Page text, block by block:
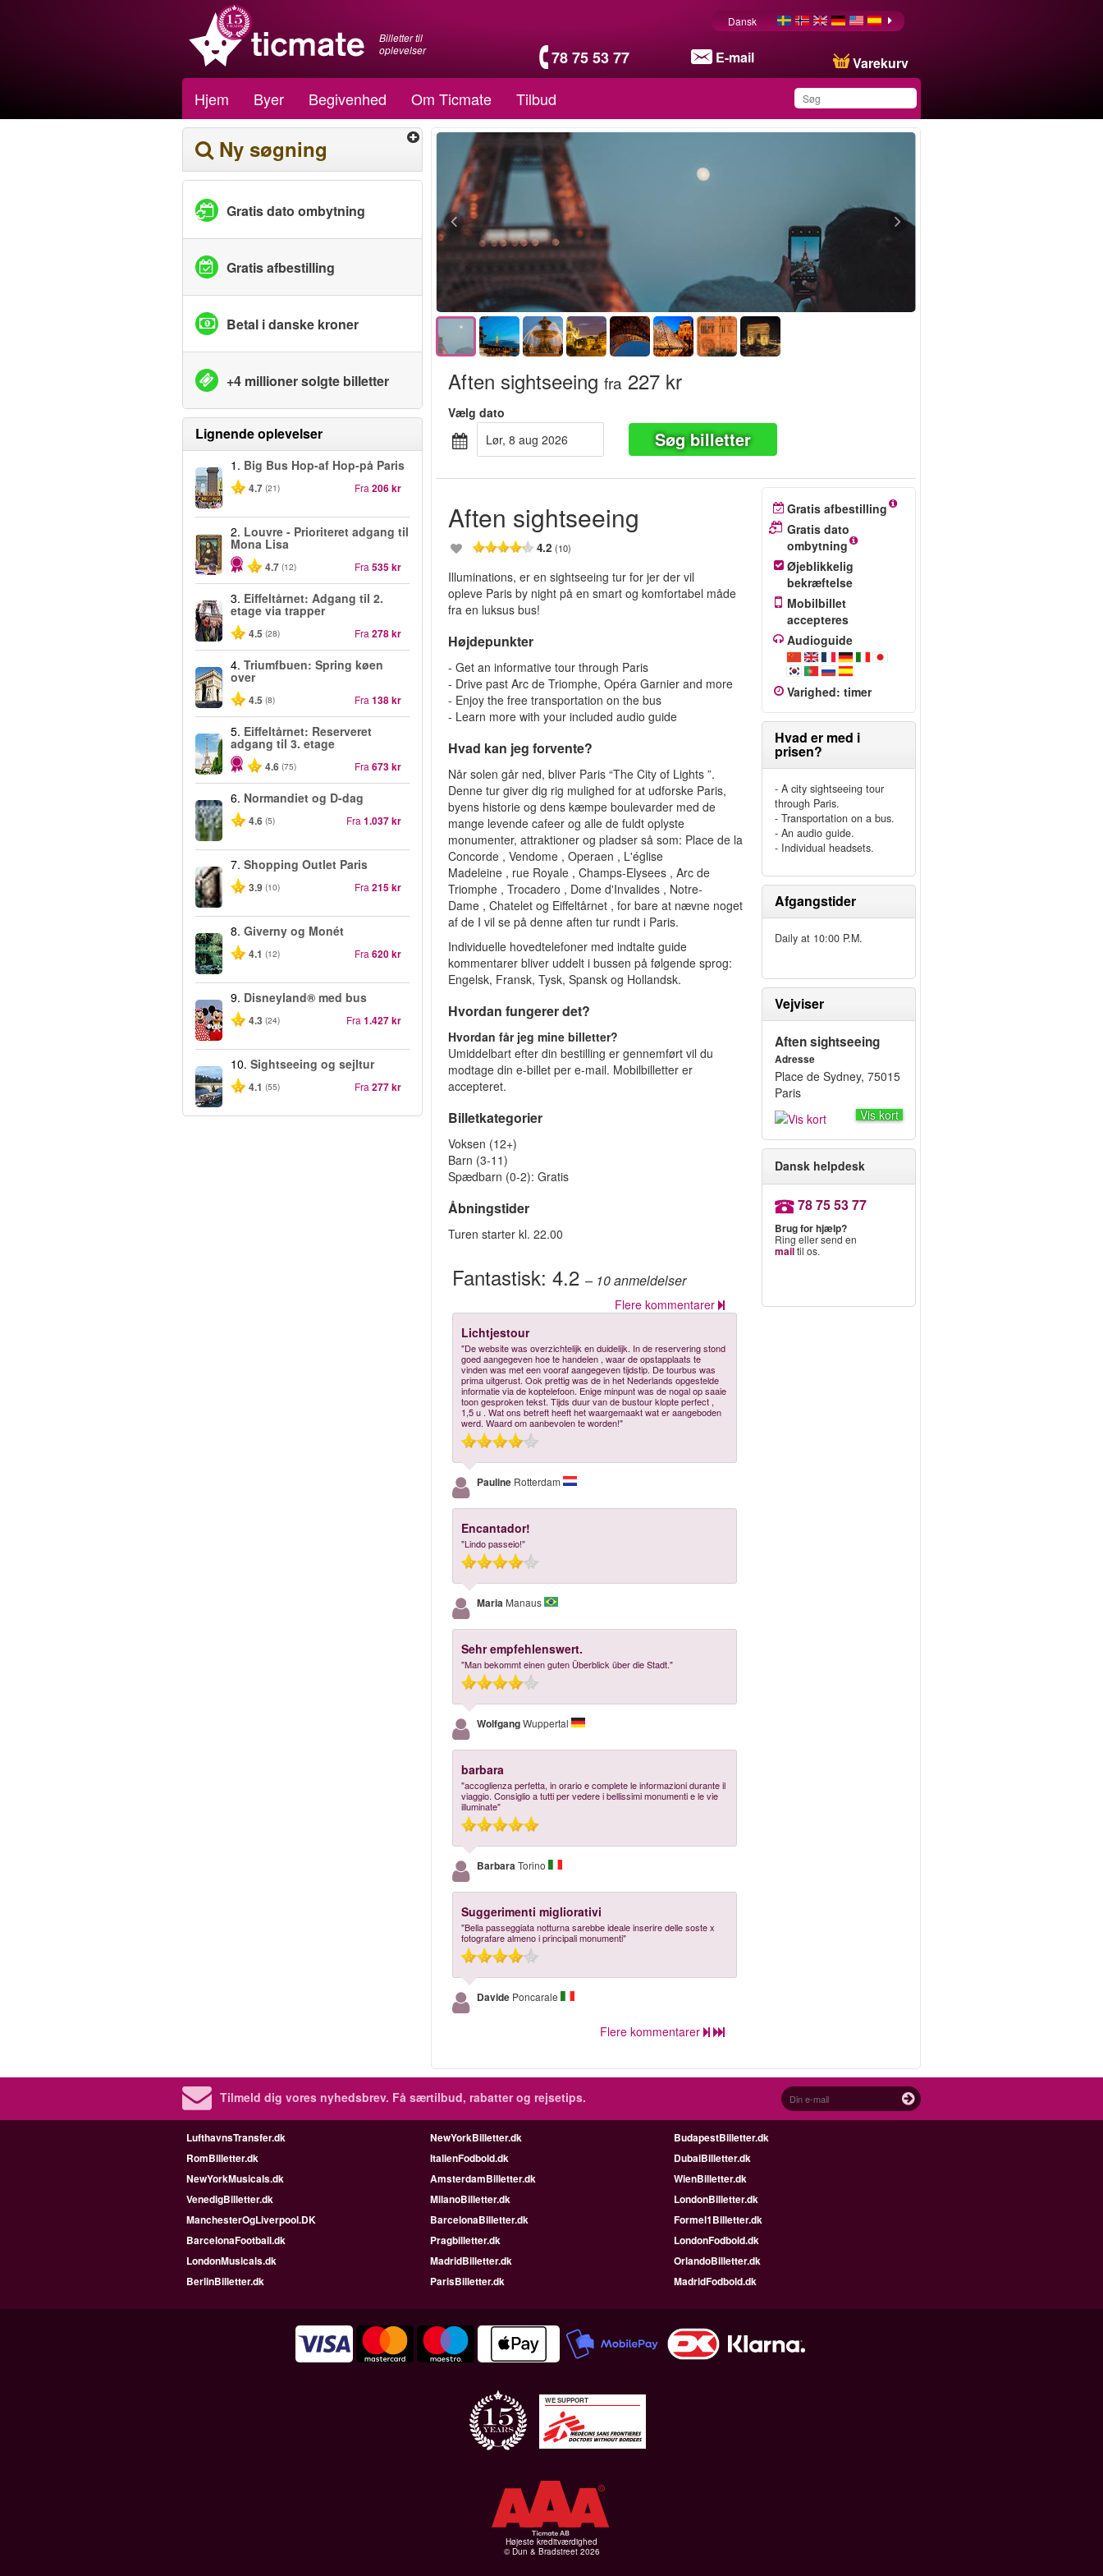
Billetter til
oplevelser
78 75 53 77 E-mail Varekurv
Dansk
Hjem Byer Begivenhed Om Ticmate Tilbud
Ny søgning
Gratis dato ombytning
Gratis afbestilling
Betal i danske kroner
+4 millioner solgte billetter
Lignende oplevelser
1. Big Bus Hop-af Hop-på Paris
4.7 (21) Fra 206 kr
2. Louvre - Prioriteret adgang til
Mona Lisa
4.7 (12) Fra 535 kr
3. Eiffeltårnet: Adgang til 2.
etage via trapper
4.5 (28) Fra 278 kr
4. Triumfbuen: Spring køen
over
4.5 (8) Fra 138 kr
5. Eiffeltårnet: Reserveret
adgang til 3. etage
4.6 (75) Fra 673 kr
6. Normandiet og D-dag
4.6 (5) Fra 1.037 kr
7. Shopping Outlet Paris
3.9 (10) Fra 215 kr
8. Giverny og Monét
4.1 (12) Fra 620 kr
9. Disneyland® med bus
4.3 (24) Fra 1.427 kr
10. Sightseeing og sejltur
4.1 (55) Fra 277 kr
Aften sightseeing fra 227 kr
Vælg dato
lør, 8 aug 2026
Søg billetter
Aften sightseeing
4.2(10)
Illuminations, er en sightseeing tur for jer der vil
opleve Paris by night på en smart og komfortabel måde
fra en luksus bus!
Højdepunkter
- Get an informative tour through Paris
- Drive past Arc de Triomphe, Opéra Garnier and more
- Enjoy the free transportation on the bus
- Learn more with your included audio guide
Hvad kan jeg forvente?
Når solen går ned, bliver Paris “The City of Lights ”.
Denne tur giver dig rig mulighed for at udforske Paris,
byens historie og dens kæmpe boulevarder med de
mange levende cafeer og alle de fuldt oplyste
monumenter, attraktioner og pladser så som: Place de la
Concorde , Vendome , Operaen , L'église
Madeleine , rue Royale , Champs-Elysees , Arc de
Triomphe , Trocadero , Dome d'Invalides , Notre-
Dame , Chatelet og Eiffeltårnet , for bare at nævne noget
af de I vil se på denne aften tur rundt i Paris.
Individuelle hovedtelefoner med indtalte guide
kommentarer bliver uddelt i bussen på følgende sprog:
Engelsk, Fransk, Tysk, Spansk og Hollandsk.
Hvordan fungerer det?
Hvordan får jeg mine billetter?
Umiddelbart efter din bestilling er gennemført vil du
modtage din e-billet per e-mail. Mobilbilletter er
accepteret.
Billetkategorier
Voksen (12+)
Barn (3-11)
Spædbarn (0-2): Gratis
Åbningstider
Turen starter kl. 22.00
Fantastisk:4.2– 10anmeldelser
Flere kommentarer
Lichtjestour
"De website was overzichtelijk en duidelijk. In de reservering stond
goed aangegeven hoe te handelen , waar de opstapplaats te
vinden was met een vooraf aangegeven tijdstip. De tourbus was
prima uitgerust. Ook prettig was de in het Nederlands opgestelde
informatie via de koptelefoon. Enige minpunt was de nogal op saaie
toon gesproken tekst. Tijds duur van de bustour klopte perfect ,
1,5 u . Wat ons betreft heeft het waargemaakt wat er aangeboden
werd. Waard om aanbevolen te worden!"
Pauline Rotterdam
Encantador!
"Lindo passeio!"
Maria Manaus
Sehr empfehlenswert.
"Man bekommt einen guten Überblick über die Stadt."
WolfgangWuppertal
barbara
"accoglienza perfetta, in orario e complete le informazioni durante il
viaggio. Consiglio a tutti per vedere i bellissimi monumenti e le vie
illuminate"
BarbaraTorino
Suggerimenti migliorativi
"Bella passeggiata notturna sarebbe ideale inserire delle soste x
fotografare almeno i principali monumenti"
Davide Poncarale
Flere kommentarer
Gratis afbestilling
Gratis dato
ombytning
Øjeblikkelig
bekræftelse
Mobilbillet
accepteres
Audioguide
Varighed: timer
Hvad er med i
prisen?
- A city sightseeing tour
through Paris.
- Transportation on a bus.
- An audio guide.
- Individual headsets.
Afgangstider
Daily at 10:00 P.M.
Vejviser
Aften sightseeing
Adresse
Place de Sydney, 75015
Paris
Vis kort
Dansk helpdesk
78 75 53 77
Brug for hjælp?
Ring eller send en
mailtil os.
Tilmeld dig vores nyhedsbrev. Få særtilbud, rabatter og rejsetips.
LufthavnsTransfer.dk NewYorkBilletter.dk
BudapestBilletter.dk
RomBilletter.dk
ItalienFodbold.dk
DubaiBilletter.dk
NewYorkMusicals.dk
AmsterdamBilletter.dk
WienBilletter.dk
VenedigBilletter.dk
MilanoBilletter.dk
LondonBilletter.dk
ManchesterOgLiverpool.DK
BarcelonaBilletter.dk
Formel1Billetter.dk
BarcelonaFootball.dk
Pragbilletter.dk
LondonFodbold.dk
LondonMusicals.dk
MadridBilletter.dk
OrlandoBilletter.dk
BerlinBilletter.dk
ParisBilletter.dk MadridFodbold.dk
WE SUPPORT
Højeste kreditværdighed
© Dun & Bradstreet 2026